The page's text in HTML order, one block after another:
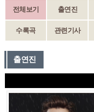
전체보기 출연진
수록곡 관련기사
출연진